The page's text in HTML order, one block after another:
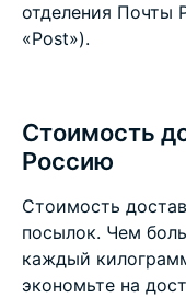
отделения Почты
«Post»).
Стоимость
Россию
Стоимость
посылок. Чем
каждый
экономьте на